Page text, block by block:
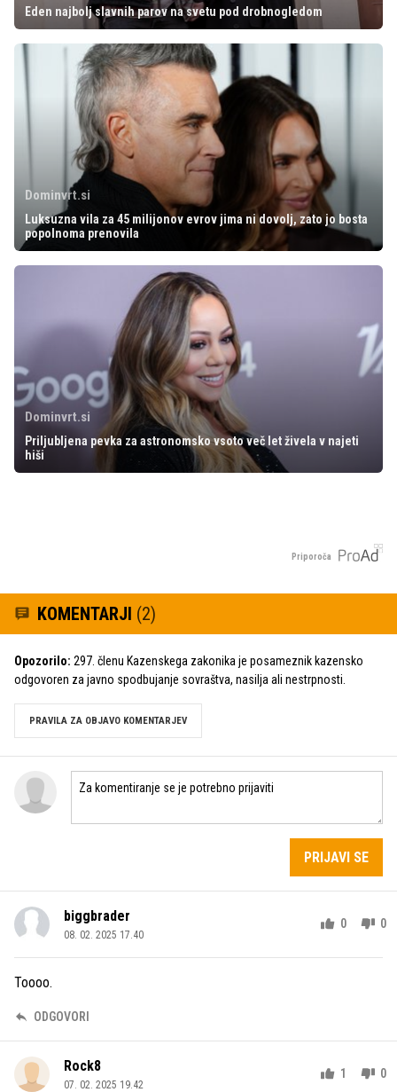
Eden najbolj slavnih parov na svetu pod drobnogledom
Dominvrt.si
Luksuzna vila za 45 milijonov evrov jima ni dovolj, zato jo bosta
popolnoma prenovila
Dominvrt.si
Priljubljena pevka za astronomsko vsoto več let živela v najeti
hiši
Priporoča
KOMENTARJI (2)
Opozorilo: 297. členu Kazenskega zakonika je posameznik kazensko
odgovoren za javno spodbujanje sovraštva, nasilja ali nestrpnosti.
PRAVILA ZA OBJAVO KOMENTARJEV
PRIJAVI SE
biggbrader
08. 02. 2025 17.40
0 0
Toooo.
ODGOVORI
Rock8
07. 02. 2025 19.42
1 0